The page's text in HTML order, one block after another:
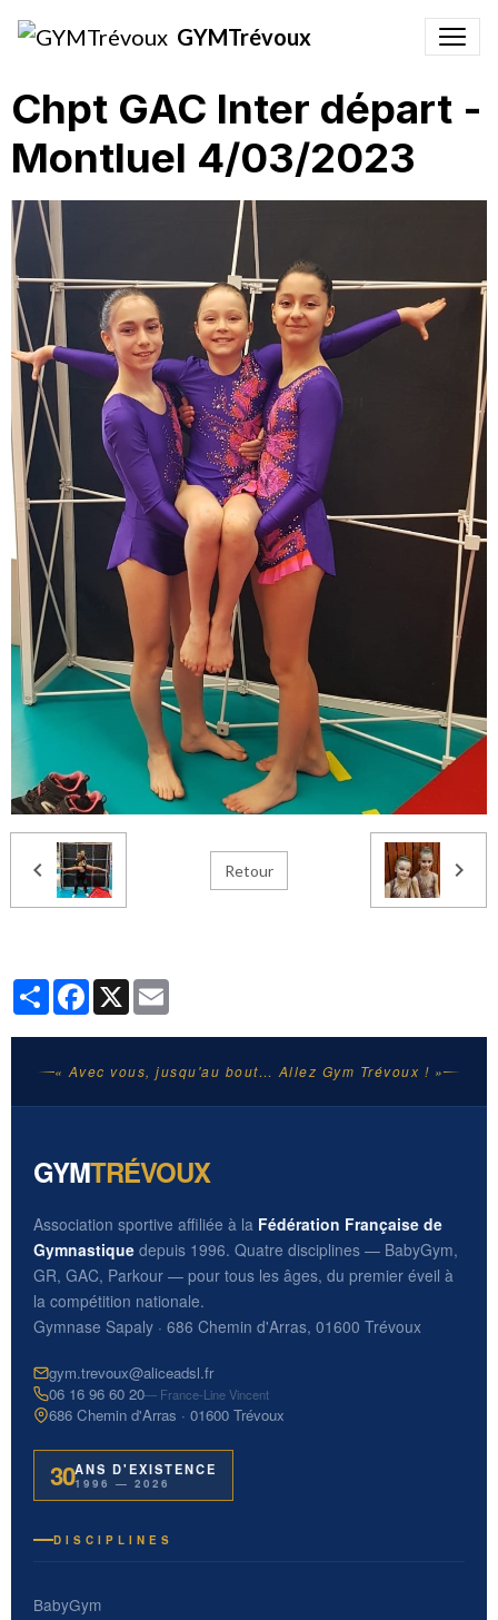
GYMTrévoux
Chpt GAC Inter départ -
Montluel 4/03/2023
Retour
PartagerFacebook
X
« Avec vous, jusqu'au bout… Allez Gym Trévoux ! »
GYMTRÉVOUX
Association sportive affiliée à la Fédération Française de
Gymnastique depuis 1996. Quatre disciplines — BabyGym,
GR, GAC, Parkour — pour tous les âges, du premier éveil à
la compétition nationale.
Gymnase Sapaly · 686 Chemin d'Arras, 01600 Trévoux
gym.trevoux@aliceadsl.fr
06 16 96 60 20— France-Line Vincent
686 Chemin d'Arras · 01600 Trévoux
30ANS D'EXISTENCE
1996 — 2026
DISCIPLINES
BabyGym